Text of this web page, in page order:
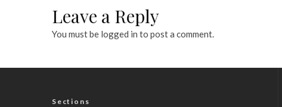
Leave a Reply
You must be logged in to post a comment.
Sections